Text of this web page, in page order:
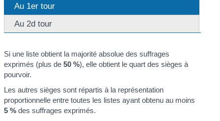
Au 1er tour
Au 2d tour
Si une liste obtient la majorité absolue des suffrages
exprimés (plus de50 %), elle obtient le quart des sièges à
pourvoir.
Les autres sièges sont répartis à la représentation
proportionnelle entre toutes les listes ayant obtenu au moins
5 % des suffrages exprimés.